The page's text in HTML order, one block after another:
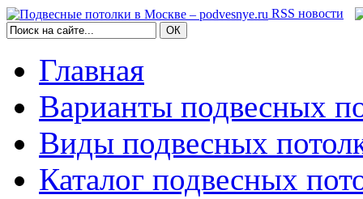
RSS новости
Главная
Варианты подвесных
Виды подвесных
Каталог подвесных